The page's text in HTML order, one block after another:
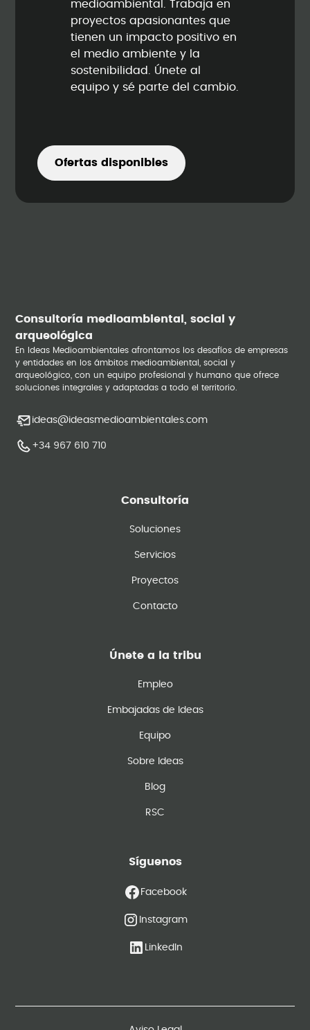
medioambiental. Trabaja en
proyectos apasionantes que
tienen un impacto positivo en
el medio ambiente y la
sostenibilidad. Únete al
equipo y sé parte del cambio.
Ofertas disponibles
Consultoría medioambiental, social y
arqueológica
En Ideas Medioambientales afrontamos los desafíos de empresas
y entidades en los ámbitos medioambiental, social y
arqueológico, con un equipo profesional y humano que ofrece
soluciones integrales y adaptadas a todo el territorio.
ideas@ideasmedioambientales.com
+34 967 610 710
Consultoría
Soluciones
Servicios
Proyectos
Contacto
Únete a la tribu
Empleo
Embajadas de Ideas
Equipo
Sobre Ideas
Blog
RSC
Síguenos
Facebook
Instagram
LinkedIn